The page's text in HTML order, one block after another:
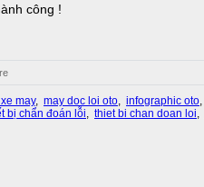
công !
may, may doc loi oto, infographic oto,
bị chẩn đoán lỗi, thiet bi chan doan loi,